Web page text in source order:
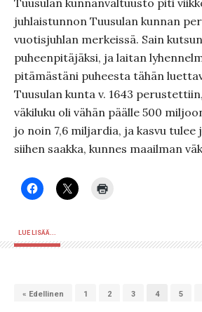
Tuusulan kunnanvaltuusto piti
juhlaistunnon Tuusulan kunnan
vuotisjuhlan merkeissä. Sain
puheenpitäjäksi, ja laitan
pitämästäni puheesta tähän
Tuusulan kunta v. 1643
väkiluku oli vähän päälle 500
jo noin 7,6 miljardia, ja kasvu tulee
siihen saakka, kunnes maailman
LUE LISÄÄ...
« Edellinen 1 2 3 4 5